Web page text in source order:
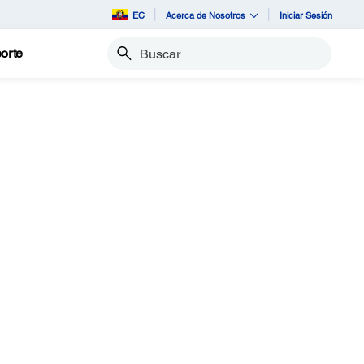
EC Acerca de Nosotros Iniciar Sesión
Buscar